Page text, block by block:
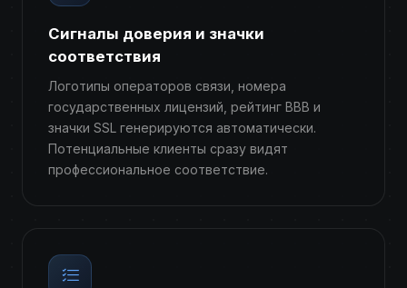
Сигналы доверия и значки
соответствия
Логотипы операторов связи, номера
государственных лицензий, рейтинг BBB и
значки SSL генерируются автоматически.
Потенциальные клиенты сразу видят
профессиональное соответствие.